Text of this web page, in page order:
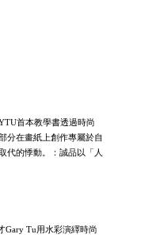
首本教學書透過時尚
分在畫紙上創作專屬於自
代的悸動。：誠品以「人
Gary Tu用水彩演繹時尚